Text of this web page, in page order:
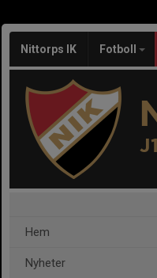
Nittorps IK Fotboll
Hem
Nyheter